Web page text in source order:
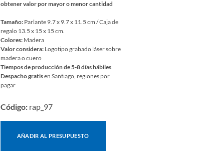
obtener valor por mayor o menor cantidad
Tamaño: Parlante 9.7 x 9.7 x 11.5 cm / Caja de
regalo 13.5 x 15 x 15 cm.
Colores: Madera
Valor considera: Logotipo grabado láser sobre
madera o cuero
Tiempos de producción de 5-8 días hábiles
Despacho gratisen Santiago, regiones por
pagar
Código: rap_97
AÑADIR AL PRESUPUESTO